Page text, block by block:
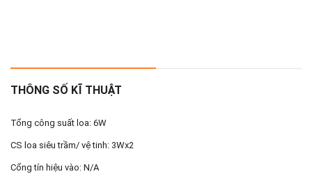
THÔNG SỐ KĨ THUẬT
Tổng công suất loa: 6W
CS loa siêu trầm/ vệ tinh: 3Wx2
Cổng tín hiệu vào: N/A